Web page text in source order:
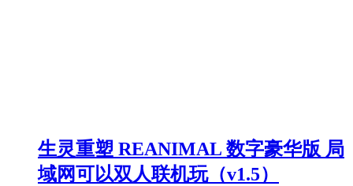
生灵重塑 REANIMAL 数字豪华版 局
域网可以双人联机玩（v1.5）